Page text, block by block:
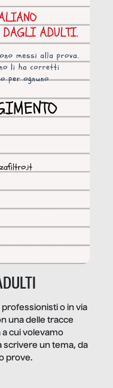
o in via
una delle tracce
a cui volevamo
scrivere un tema, da
prove.